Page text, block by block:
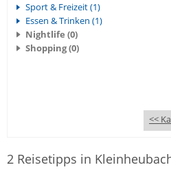
Sport & Freizeit (1)
Essen & Trinken (1)
Nightlife (0)
Shopping (0)
<<
2 Reisetipps in